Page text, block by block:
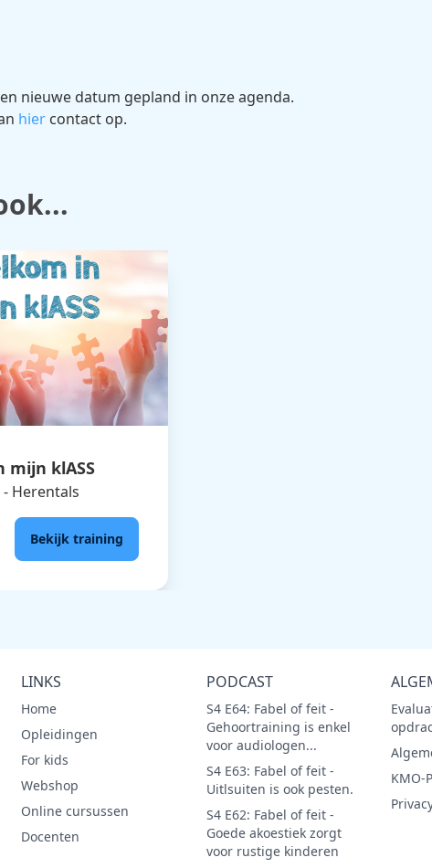
nieuwe datum gepland in onze agenda.
hier contact op.
mijn klASS
Herentals
Bekijk training
LINKS
Home
Opleidingen
For kids
Webshop
Online cursussen
Docenten
PODCAST
S4 E64: Fabel of feit -
Gehoortraining is enkel
voor audiologen...
S4 E63: Fabel of feit -
Uitlsuiten is ook pesten.
S4 E62: Fabel of feit -
Goede akoestiek zorgt
voor rustige kinderen
KMO-